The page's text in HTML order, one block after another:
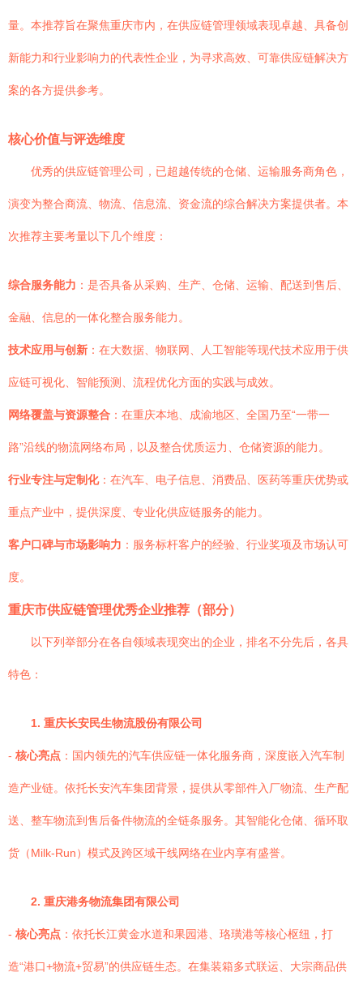
量。本推荐旨在聚焦重庆市内，在供应链管理领域表现卓越、具备创
新能力和行业影响力的代表性企业，为寻求高效、可靠供应链解决方
案的各方提供参考。
核心价值与评选维度
优秀的供应链管理公司，已超越传统的仓储、运输服务商角色，
演变为整合商流、物流、信息流、资金流的综合解决方案提供者。本
次推荐主要考量以下几个维度：
综合服务能力 ：是否具备从采购、生产、仓储、运输、配送到售后、
金融、信息的一体化整合服务能力。
技术应用与创新 ：在大数据、物联网、人工智能等现代技术应用于供
应链可视化、智能预测、流程优化方面的实践与成效。
网络覆盖与资源整合 ：在重庆本地、成渝地区、全国乃至“一带一
路”沿线的物流网络布局，以及整合优质运力、仓储资源的能力。
行业专注与定制化：在汽车、电子信息、消费品、医药等重庆优势或
重点产业中，提供深度、专业化供应链服务的能力。
客户口碑与市场影响力 ：服务标杆客户的经验、行业奖项及市场认可
度。
重庆市供应链管理优秀企业推荐（部分）
以下列举部分在各自领域表现突出的企业，排名不分先后，各具
特色：
1. 重庆长安民生物流股份有限公司
- 核心亮点 ：国内领先的汽车供应链一体化服务商，深度嵌入汽车制
造产业链。依托长安汽车集团背景，提供从零部件入厂物流、生产配
送、整车物流到售后备件物流的全链条服务。其智能化仓储、循环取
货（Milk-Run）模式及跨区域干线网络在业内享有盛誉。
2. 重庆港务物流集团有限公司
- 核心亮点 ：依托长江黄金水道和果园港、珞璜港等核心枢纽，打
造“港口+物流+贸易”的供应链生态。在集装箱多式联运、大宗商品供